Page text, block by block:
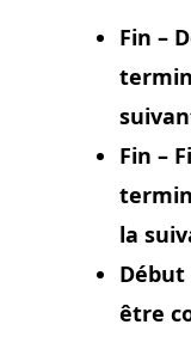
Fin –
Fin –
la
Début
être